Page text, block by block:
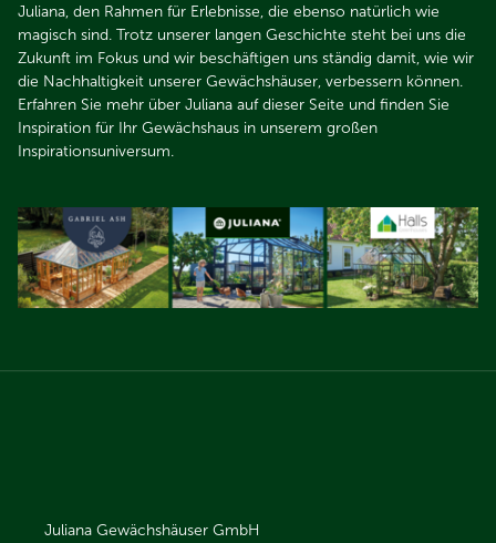
Juliana, den Rahmen für Erlebnisse, die ebenso natürlich wie
magisch sind. Trotz unserer langen Geschichte steht bei uns die
Zukunft im Fokus und wir beschäftigen uns ständig damit, wie wir
die Nachhaltigkeit unserer Gewächshäuser, verbessern können.
Erfahren Sie mehr über Juliana auf dieser Seite und finden Sie
Inspiration für Ihr Gewächshaus in unserem großen
Inspirationsuniversum.
Juliana Gewächshäuser GmbH